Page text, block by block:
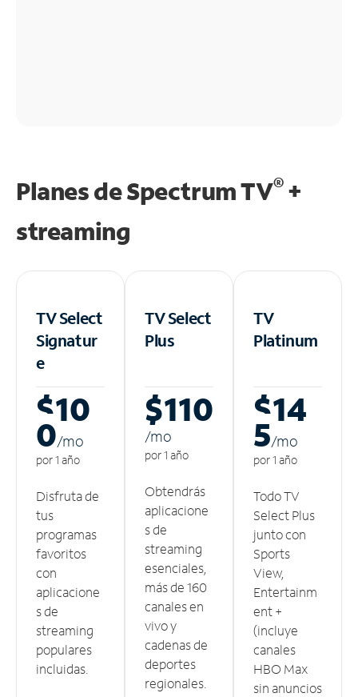
Planes de Spectrum TV®+
streaming
TV Select
Signatur
e
$10
0/mo
por 1 año
Disfruta de
tus
programas
favoritos
con
aplicacione
s de
streaming
populares
incluidas.
TV Select
Plus
$110
/mo
por 1 año
Obtendrás
aplicacione
s de
streaming
esenciales,
más de 160
canales en
vivo y
cadenas de
deportes
regionales.
TV
Platinum
$14
5/mo
por 1 año
Todo TV
Select Plus
junto con
Sports
View,
Entertainm
ent +
(incluye
canales
HBO Max
sin anuncios